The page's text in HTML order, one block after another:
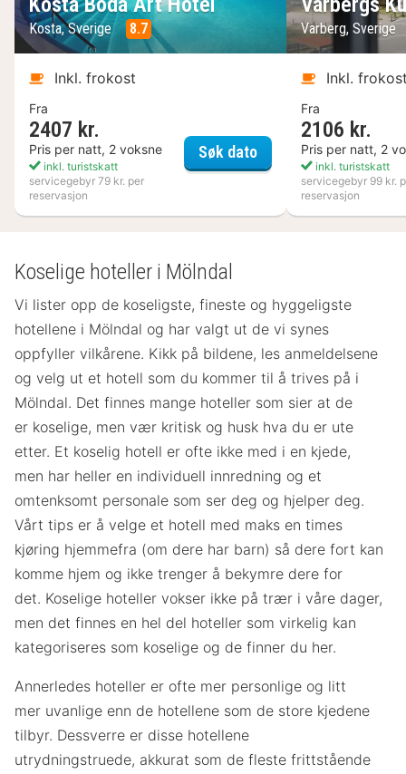
Kosta, Sverige 8.7
Inkl. frokost
Fra
2407 kr.
Pris per natt, 2 voksne
inkl. turistskatt
servicegebyr 79 kr. per
reservasjon
Søk datoKosta Boda Art Hotel
Varberg, Sverige
Inkl.
Fra
2106 kr.
Pris per natt, 2
inkl. turistskatt
servicegebyr 99 kr.
reservasjon
Koselige hoteller i Mölndal
Vi lister opp de koseligste, fineste og hyggeligste
hotellene i Mölndal og har valgt ut de vi synes
oppfyller vilkårene. Kikk på bildene, les anmeldelsene
og velg ut et hotell som du kommer til å trives på i
Mölndal. Det finnes mange hoteller som sier at de
er koselige, men vær kritisk og husk hva du er ute
etter. Et koselig hotell er ofte ikke med i en kjede,
men har heller en individuell innredning og et
omtenksomt personale som ser deg og hjelper deg.
Vårt tips er å velge et hotell med maks en times
kjøring hjemmefra (om dere har barn) så dere fort kan
komme hjem og ikke trenger å bekymre dere for
det. Koselige hoteller vokser ikke på trær i våre dager,
men det finnes en hel del hoteller som virkelig kan
kategoriseres som koselige og de finner du her.
Annerledes hoteller er ofte mer personlige og litt
mer uvanlige enn de hotellene som de store kjedene
tilbyr. Dessverre er disse hotellene
utrydningstruede, akkurat som de fleste frittstående